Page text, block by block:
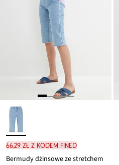
66,29 zł z kodem FINED
Bermudy dżinsowe ze stretchem